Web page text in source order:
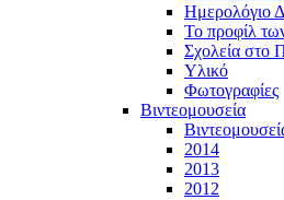
Ημερολόγιο
Το προφίλ
Σχολεία στο
Υλικό
Φωτογραφίες
Βιντεομουσεία
2014
2013
2012